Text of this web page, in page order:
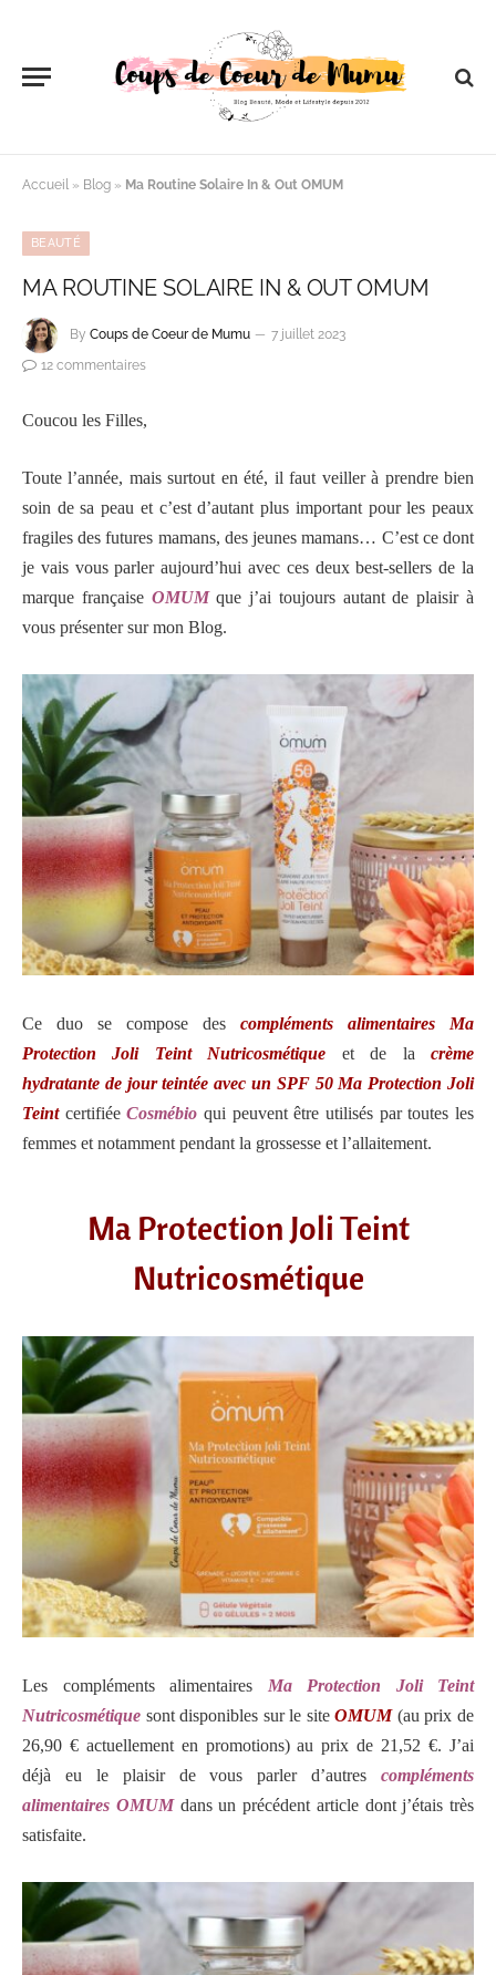
Accueil » Blog » Ma Routine Solaire In & Out OMUM
BEAUTÉ
MA ROUTINE SOLAIRE IN & OUT OMUM
By Coups de Coeur de Mumu
7 juillet 2023
12 commentaires
Coucou les Filles,
Toute l’année, mais surtout en été, il faut veiller à prendre bien
soin de sa peau et c’est d’autant plus important pour les peaux
fragiles des futures mamans, des jeunes mamans… C’est ce dont
je vais vous parler aujourd’hui avec ces deux best-sellers de la
marque française OMUMque j’ai toujours autant de plaisir à
vous présenter sur mon Blog.
Ce duo se compose des compléments alimentaires Ma
Protection Joli Teint Nutricosmétique et de lacrème
hydratante de jour teintée avec un SPF 50 Ma Protection Joli
TeintcertifiéeCosmébio qui peuvent être utilisés par toutes les
femmes et notamment pendant la grossesse et l’allaitement.
Ma Protection Joli Teint
Nutricosmétique
Les compléments alimentaires
Ma Protection Joli Teint
Nutricosmétique sont disponibles sur le siteOMUM(au prix de
26,90 € actuellement en promotions) au prix de 21,52 €. J’ai
déjà eu le plaisir de vous parler d’autres compléments
alimentaires OMUMdans un précédent article dont j’étais très
satisfaite.